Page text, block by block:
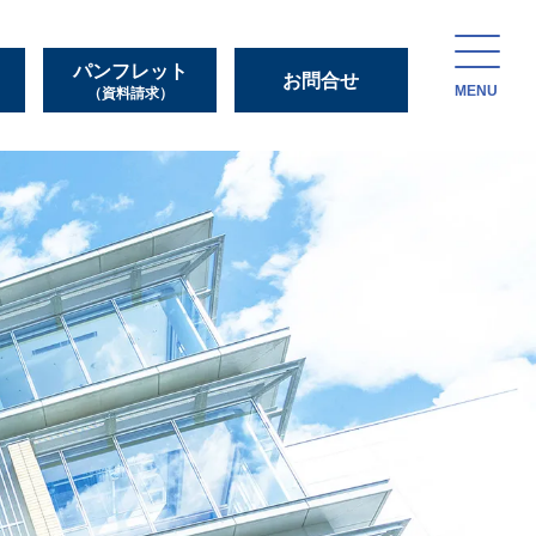
パンフレット
（資料請求）
お問合せ
MENU